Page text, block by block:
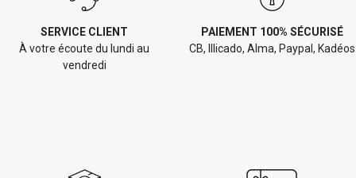
SERVICE CLIENT
À votre écoute du lundi au
vendredi
PAIEMENT 100% SÉCURISÉ
CB, Illicado, Alma, Paypal, Kadéos